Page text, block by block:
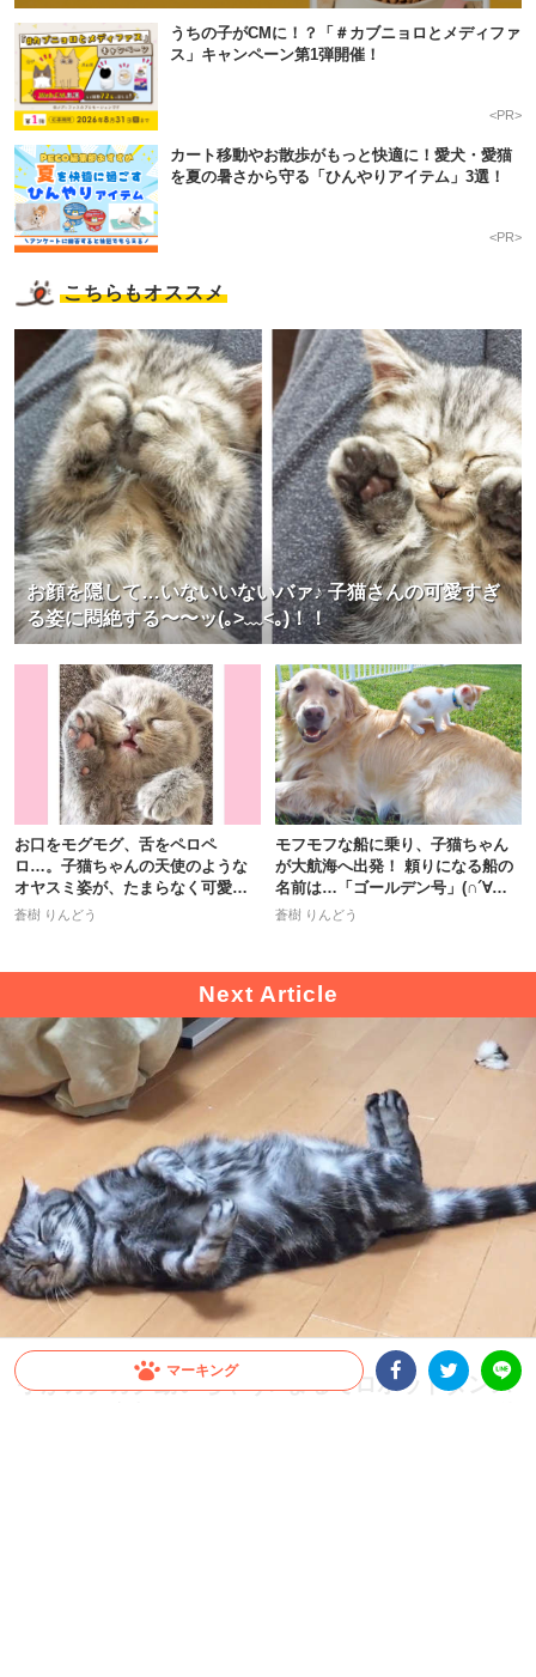
マーキング
うちの子がCMに！？「＃カブニョロとメディファ
ス」キャンペーン第1弾開催！
<PR>
カート移動やお散歩がもっと快適に！愛犬・愛猫
を夏の暑さから守る「ひんやりアイテム」3選！
<PR>
こちらもオススメ
お顔を隠して…いないいないバァ♪ 子猫さんの可愛すぎ
る姿に悶絶する〜〜ッ(｡>﹏<｡)！！
お口をモグモグ、舌をペロペ
ロ…。子猫ちゃんの天使のような
オヤスミ姿が、たまらなく可愛か
った！
蒼樹 りんどう
モフモフな船に乗り、子猫ちゃん
が大航海へ出発！ 頼りになる船の
名前は…「ゴールデン号」(∩´∀｀)
∩
蒼樹 りんどう
手がカクカク動いちゃう♪ まるでロボットダンス